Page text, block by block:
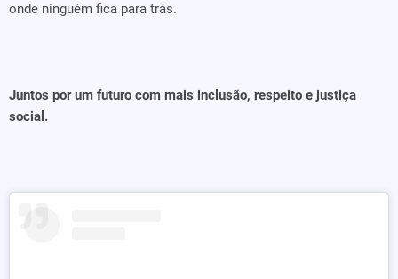
onde ninguém fica para trás.
Juntos por um futuro com mais inclusão, respeito e justiça
social.